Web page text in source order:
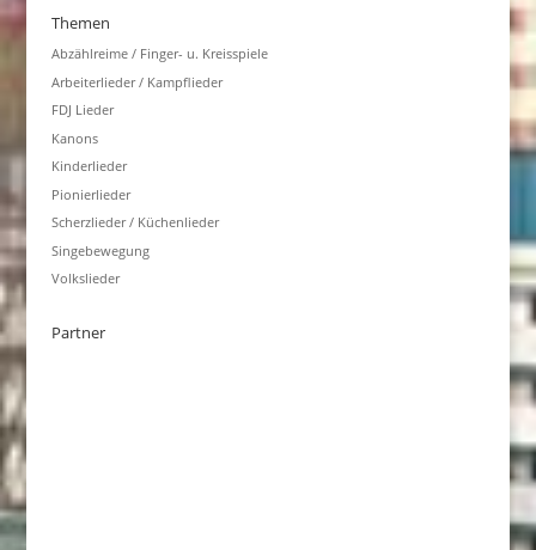
Themen
Abzählreime / Finger- u. Kreisspiele
Arbeiterlieder / Kampflieder
FDJ Lieder
Kanons
Kinderlieder
Pionierlieder
Scherzlieder / Küchenlieder
Singebewegung
Volkslieder
Partner